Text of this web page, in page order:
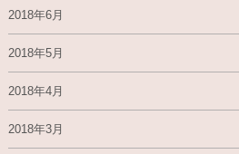
2018年6月
2018年5月
2018年4月
2018年3月